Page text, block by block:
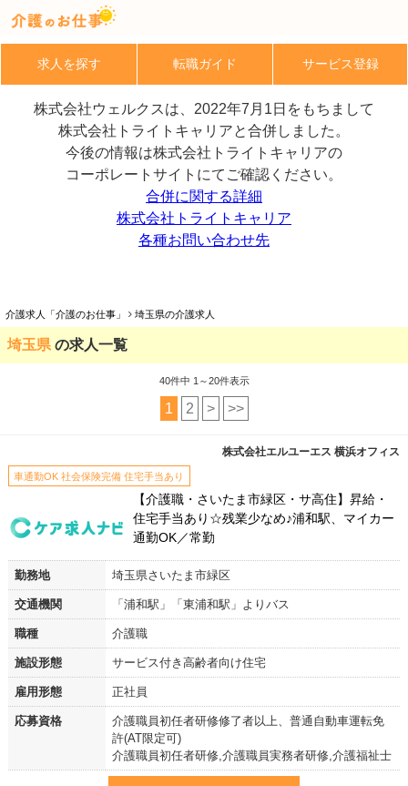
求人を探す 転職ガイド サービス登録
株式会社ウェルクスは、2022年7月1日をもちまして
株式会社トライトキャリアと合併しました。
今後の情報は株式会社トライトキャリアの
コーポレートサイトにてご確認ください。
合併に関する詳細
株式会社トライトキャリア
各種お問い合わせ先
介護求人「介護のお仕事」 埼玉県の介護求人
埼玉県 の求人一覧
40件中 1～20件表示
1 2 > >>
株式会社エルユーエス 横浜オフィス
車通勤OK 社会保険完備 住宅手当あり
【介護職・さいたま市緑区・サ高住】昇給・
住宅手当あり☆残業少なめ♪浦和駅、マイカー
通勤OK／常勤
勤務地 埼玉県さいたま市緑区
交通機関 「浦和駅」「東浦和駅」よりバス
職種 介護職
施設形態 サービス付き高齢者向け住宅
雇用形態 正社員
応募資格
介護職員初任者研修修了者以上、普通自動車運転免
許(AT限定可)
介護職員初任者研修,介護職員実務者研修,介護福祉士